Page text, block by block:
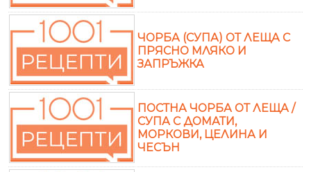
ЧОРБА (СУПА) ОТ ЛЕЩА С
ПРЯСНО МЛЯКО И
ЗАПРЪЖКА
ПОСТНА ЧОРБА ОТ ЛЕЩА /
СУПА С ДОМАТИ,
МОРКОВИ, ЦЕЛИНА И
ЧЕСЪН